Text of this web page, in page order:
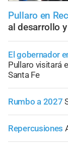
Pullaro en
al desarrollo
El gobernador
Pullaro visitará
Santa Fe
Rumbo a 2027
Repercusiones